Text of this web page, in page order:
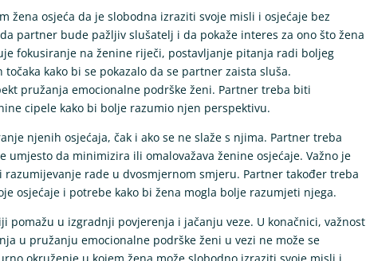
žena osjeća da je slobodna izraziti svoje misli i osjećaje bez
partner bude pažljiv slušatelj i da pokaže interes za ono što žena
fokusiranje na ženine riječi, postavljanje pitanja radi boljeg
kako bi se pokazalo da se partner zaista sluša.
pružanja emocionalne podrške ženi. Partner treba biti
cipele kako bi bolje razumio njen perspektivu.
njenih osjećaja, čak i ako se ne slaže s njima. Partner treba
umjesto da minimizira ili omalovažava ženine osjećaje. Važno je
rade u dvosmjernom smjeru. Partner također treba
osjećaje i potrebe kako bi žena mogla bolje razumjeti njega.
pomažu u izgradnji povjerenja i jačanju veze. U konačnici, važnost
u pružanju emocionalne podrške ženi u vezi ne može se